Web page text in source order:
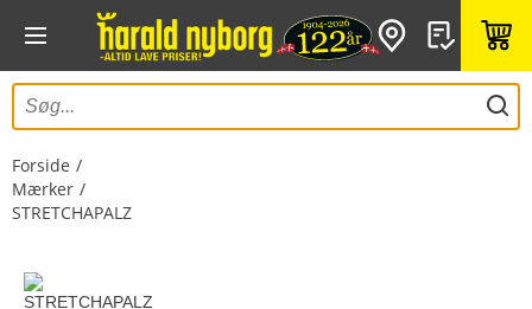
Forside
Mærker
STRETCHAPALZ